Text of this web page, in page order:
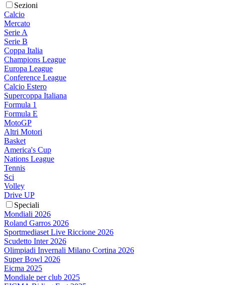
Sezioni
Calcio
Mercato
Serie A
Serie B
Coppa Italia
Champions League
Europa League
Conference League
Calcio Estero
Supercoppa Italiana
Formula 1
Formula E
MotoGP
Altri Motori
Basket
America's Cup
Nations League
Tennis
Sci
Volley
Drive UP
Speciali
Mondiali 2026
Roland Garros 2026
Sportmediaset Live Riccione 2026
Scudetto Inter 2026
Olimpiadi Invernali Milano Cortina 2026
Super Bowl 2026
Eicma 2025
Mondiale per club 2025